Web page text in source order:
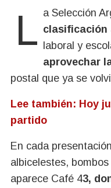
La Selección
clasificación
laboral y
aprovechar
postal que ya se
Lee también: Hoy
partido
En cada
albicelestes,
aparece Café 43,